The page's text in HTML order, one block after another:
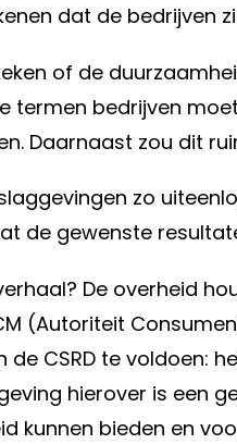
dat de bedrijven
of de
termen bedrijven
Daarnaast zou dit
zo
de gewenste
De overheid
(Autoriteit
CSRD te voldoen:
hierover is een
kunnen bieden en